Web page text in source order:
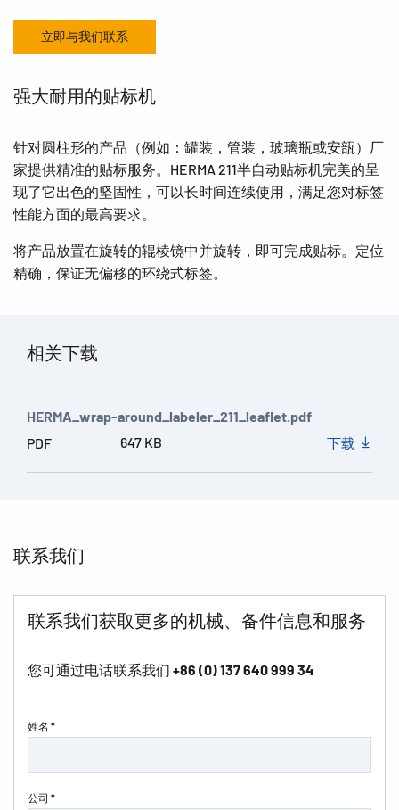
立即与我们联系
强大耐用的贴标机
针对圆柱形的产品（例如：罐装，管装，玻璃瓶或安瓿）厂
家提供精准的贴标服务。HERMA 211半自动贴标机完美的呈
现了它出色的坚固性，可以长时间连续使用，满足您对标签
性能方面的最高要求。
将产品放置在旋转的辊棱镜中并旋转，即可完成贴标。定位
精确，保证无偏移的环绕式标签。
相关下载
HERMA_wrap-around_labeler_211_leaflet.pdf
PDF
647 KB 下载
联系我们
联系我们获取更多的机械、备件信息和服务
您可通过电话联系我们 +86 (0) 137 640 999 34
姓名 *
公司 *